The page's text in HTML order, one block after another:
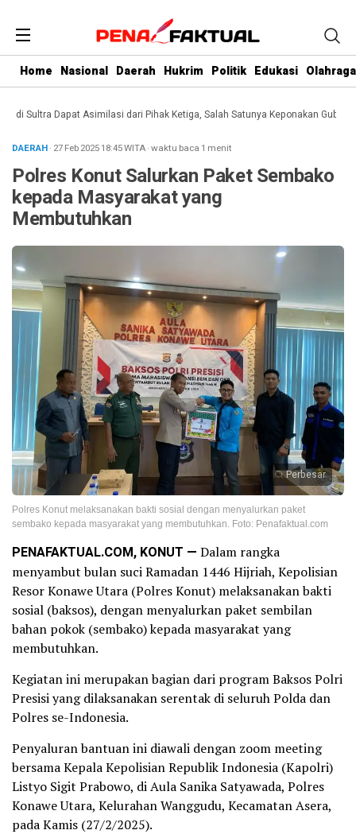
Home Nasional Daerah Hukrim Politik Edukasi Olahraga
Dapat Asimilasi dari Pihak Ketiga, Salah Satunya Keponakan Gubernur
DAERAH· 27 Feb 202518:45WITA·waktu baca 1 menit
Polres Konut Salurkan Paket Sembako
kepada Masyarakat yang
Membutuhkan
Perbesar
Polres Konut melaksanakan bakti sosial dengan menyalurkan paket
sembako kepada masyarakat yang membutuhkan. Foto: Penafaktual.com
PENAFAKTUAL.COM, KONUT — Dalam rangka
menyambut bulan suci Ramadan 1446 Hijriah, Kepolisian
Resor Konawe Utara (Polres Konut) melaksanakan bakti
sosial (baksos), dengan menyalurkan paket sembilan
bahan pokok (sembako) kepada masyarakat yang
membutuhkan.
Kegiatan ini merupakan bagian dari program Baksos Polri
Presisi yang dilaksanakan serentak di seluruh Polda dan
Polres se-Indonesia.
Penyaluran bantuan ini diawali dengan zoom meeting
bersama Kepala Kepolisian Republik Indonesia (Kapolri)
Listyo Sigit Prabowo, di Aula Sanika Satyawada, Polres
Konawe Utara, Kelurahan Wanggudu, Kecamatan Asera,
pada Kamis (27/2/2025).